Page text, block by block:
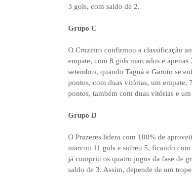
3 gols, com saldo de 2.
Grupo C
O Cruzeiro confirmou a classificação
empate, com 8 gols marcados e
setembro, quando Taguá e Garoto se
pontos, com duas vitórias, um empate,
pontos, também com duas vitórias e
Grupo D
O Prazeres lidera com 100% de
marcou 11 gols e sofreu 5, ficando
já cumpriu os quatro jogos da fase de
saldo de 3. Assim, depende de um